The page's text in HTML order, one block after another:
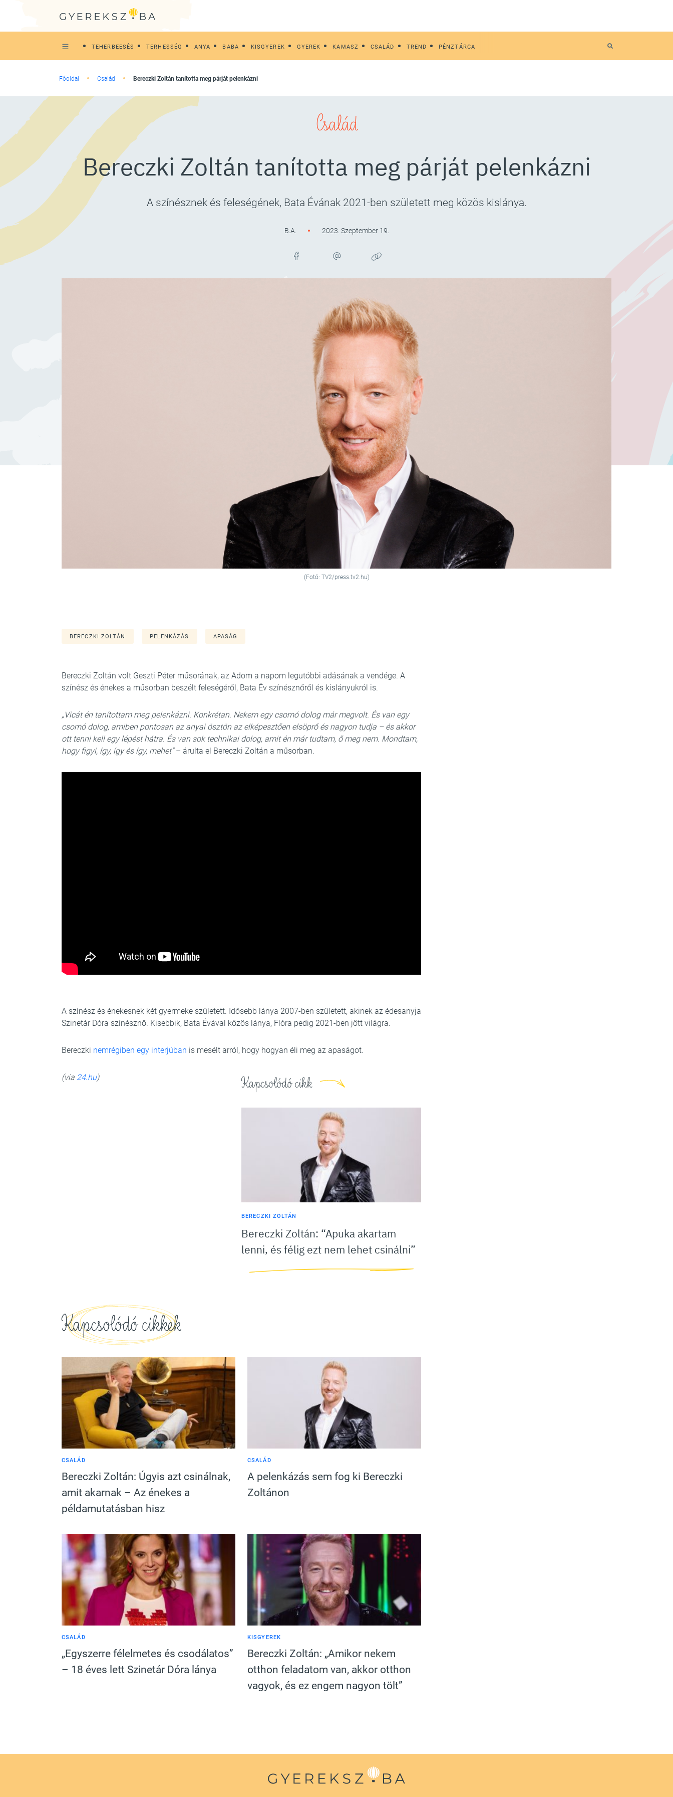
TEHERBEESÉS TERHESSÉG ANYA BABA KISGYEREK GYEREK KAMASZ CSALÁD TREND PÉNZTÁRCA
Főoldal Család Bereczki Zoltán tanította meg párját pelenkázni
Család
Bereczki Zoltán tanította meg párját pelenkázni
A színésznek és feleségének, Bata Évának 2021-ben született meg közös kislánya.
B.A. 2023. Szeptember 19.
(Fotó: TV2/press.tv2.hu)
BERECZKI ZOLTÁN PELENKÁZÁS APASÁG
Bereczki Zoltán volt Geszti Péter műsorának, az Adom a napom legutóbbi adásának a vendége. A
színész és énekes a műsorban beszélt feleségéről, Bata Év színésznőről és kislányukról is.
„Vicát én tanítottam meg pelenkázni. Konkrétan. Nekem egy csomó dolog már megvolt. És van egy
csomó dolog, amiben pontosan az anyai ösztön az elképesztően elsöprő és nagyon tudja – és akkor
ott tenni kell egy lépést hátra. És van sok technikai dolog, amit én már tudtam, ő meg nem. Mondtam,
hogy figyi, így, így és így, mehet”– árulta el Bereczki Zoltán a műsorban.
A színész és énekesnek két gyermeke született. Idősebb lánya 2007-ben született, akinek az édesanyja
Szinetár Dóra színésznő. Kisebbik, Bata Évával közös lánya, Flóra pedig 2021-ben jött világra.
Bereczki nemrégiben egy interjúban is mesélt arról, hogy hogyan éli meg az apaságot.
Kapcsolódó cikk
BERECZKI ZOLTÁN
Bereczki Zoltán: “Apuka akartam
lenni, és félig ezt nem lehet csinálni”
(via 24.hu)
Kapcsolódó cikkek
CSALÁD
Bereczki Zoltán: Úgyis azt csinálnak,
amit akarnak – Az énekes a
példamutatásban hisz
CSALÁD
A pelenkázás sem fog ki Bereczki
Zoltánon
CSALÁD
„Egyszerre félelmetes és csodálatos”
– 18 éves lett Szinetár Dóra lánya
KISGYEREK
Bereczki Zoltán: „Amikor nekem
otthon feladatom van, akkor otthon
vagyok, és ez engem nagyon tölt”